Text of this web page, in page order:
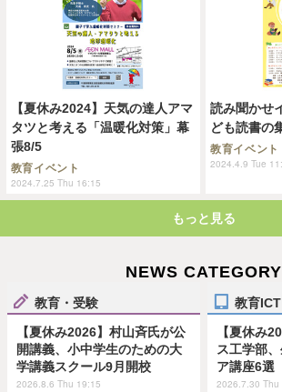
【夏休み2024】天気の達人アマ
タツと考える「温暖化対策」幕
張8/5
教育イベント
2024.7.25 Thu 16:15
読み聞かせ
ども読書の
教育イベント
2024.4.9 Tue
もっと見る
NEWS CATEGORY
教育・受験
【夏休み2026】村山斉氏が公
開講義、小中学生のための大
学講義スクール9月開校
2026.8.6 Thu 19:15
教育ICT
【夏休み
ス工学部
ア講座6選
2026.7.30 Thu